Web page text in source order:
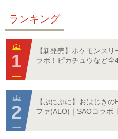
ランキング
【新発売】ポケモンス
ラボ！ピカチュウなど全
【ぷにぷに】おはじき
ファ(ALO)｜SAOコラボ